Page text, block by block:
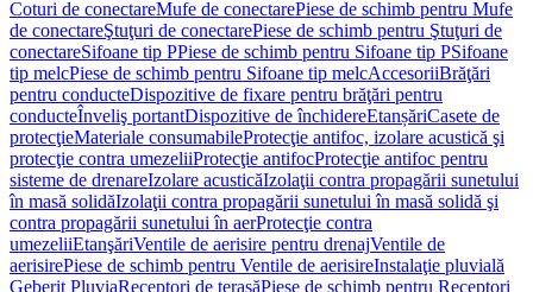
Coturi de conectareMufe de conectarePiese de schimb pentru Mufe
de conectareŞtuţuri de conectarePiese de schimb pentru Ştuţuri de
conectareSifoane tip PPiese de schimb pentru Sifoane tip PSifoane
tip melcPiese de schimb pentru Sifoane tip melcAccesoriiBrăţări
pentru conducteDispozitive de fixare pentru brăţări pentru
conducteÎnveliş portantDispozitive de închidereEtanșăriCasete de
protecţieMateriale consumabileProtecţie antifoc, izolare acustică şi
protecţie contra umezeliiProtecţie antifocProtecţie antifoc pentru
sisteme de drenareIzolare acusticăIzolaţii contra propagării sunetului
în masă solidăIzolaţii contra propagării sunetului în masă solidă şi
contra propagării sunetului în aerProtecţie contra
umezeliiEtanşăriVentile de aerisire pentru drenajVentile de
aerisirePiese de schimb pentru Ventile de aerisireInstalaţie pluvială
Geberit PluviaReceptori de terasăPiese de schimb pentru Receptori